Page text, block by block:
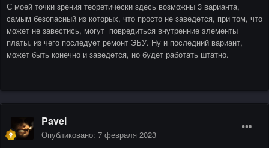
С моей точки зрения теоретически здесь возможны 3 варианта,
самым безопасный из которых, что просто не заведется, при том, что
может не завестись, могут повредиться внутренние элементы
платы. из чего последует ремонт ЭБУ. Ну и последний вариант,
может быть конечно и заведется, но будет работать штатно.
Pavel
Опубликовано: 7 февраля 2023